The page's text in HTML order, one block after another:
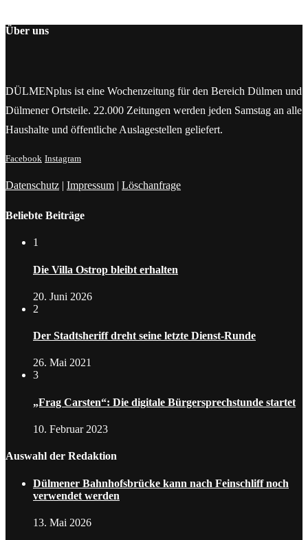
Über uns
DÜLMENplus ist eine Wochenzeitung für den Bereich Dülmen und
Dülmener Ortsteile. 22.000 Zeitungen werden jeden Samstag an alle
Haushalte und öffentliche Auslagestellen geliefert.
Facebook Instagram
Datenschutz | Impressum | Löschanfrage
Beliebte Beiträge
1
Die Villa Ostrop bleibt erhalten
20. Juni 2026
2
Der Stadtsheriff dreht seine letzte Dienst-Runde
26. Mai 2021
3
„Frag Carsten“: Die digitale Bürgersprechstunde startet
10. Februar 2023
Auswahl der Redaktion
Dülmener Bahnhofsbrücke kann nach Feinschliff noch
verwendet werden
13. Mai 2026